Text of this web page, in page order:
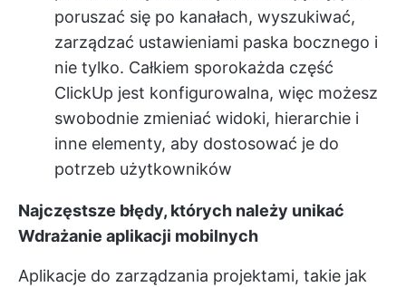
poruszać się po kanałach, wyszukiwać,
zarządzać ustawieniami paska bocznego i
nie tylko. Całkiem sporokażda część
ClickUp jest konfigurowalna, więc możesz
swobodnie zmieniać widoki, hierarchie i
inne elementy, aby dostosować je do
potrzeb użytkowników
Najczęstsze błędy, których należy unikać
Wdrażanie aplikacji mobilnych
Aplikacje do zarządzania projektami, takie jak